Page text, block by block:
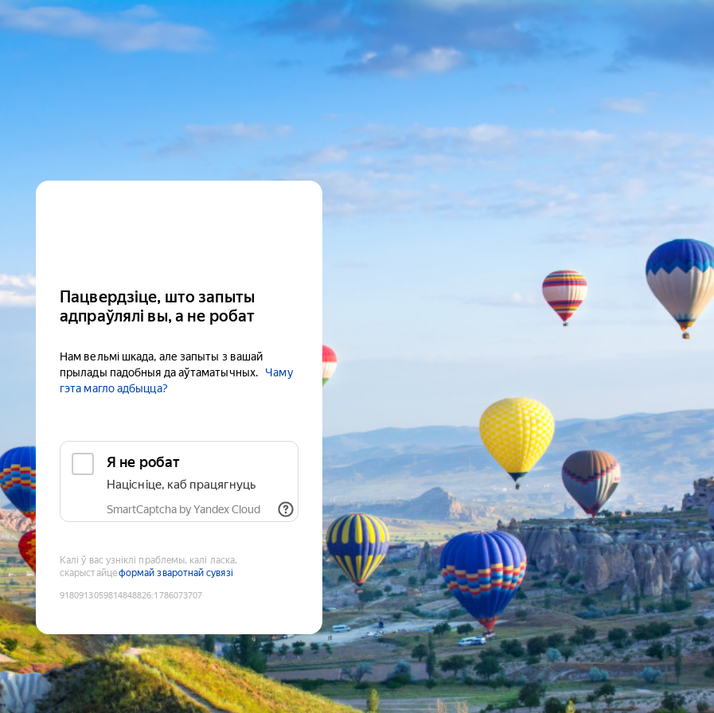
Пацвердзіце, што запыты
адпраўлялі вы, а не робат
Нам вельмі шкада, але запыты з вашай
прылады падобныя да аўтаматычных.
Чаму
гэта магло адбыцца?
Я не робат
Націсніце, каб працягнуць
SmartCaptcha by Yandex Cloud
Калі ў вас узніклі праблемы, калі ласка,
скарыстайцеформай зваротнай сувязі
9180913059814848826:1786073707